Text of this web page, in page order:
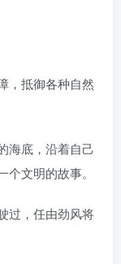
，抵御各种自然
海底，沿着自己
个文明的故事。
过，任由劲风将